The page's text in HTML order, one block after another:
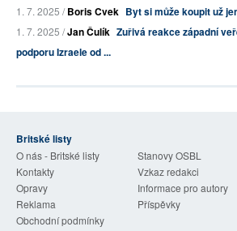
1. 7. 2025 /Boris Cvek Byt si může koupit už
1. 7. 2025 /Jan Čulík Zuřivá reakce západní
podporu Izraele od ...
Britské listy
O nás - Britské listy
Stanovy OSBL
Kontakty
Vzkaz redakci
Opravy
Informace pro autory
Reklama
Příspěvky
Obchodní podmínky